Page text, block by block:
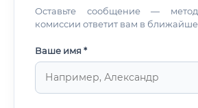
Оставьте сообщение —
комиссии ответит вам в
Ваше имя *